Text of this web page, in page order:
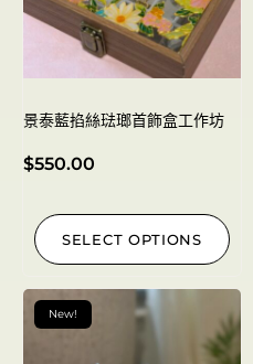
景泰藍掐絲琺瑯首飾盒工作坊
$550.00
SELECT OPTIONS
New!